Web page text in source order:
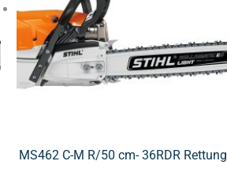
MS462 C-M R/50 cm- 36RDR